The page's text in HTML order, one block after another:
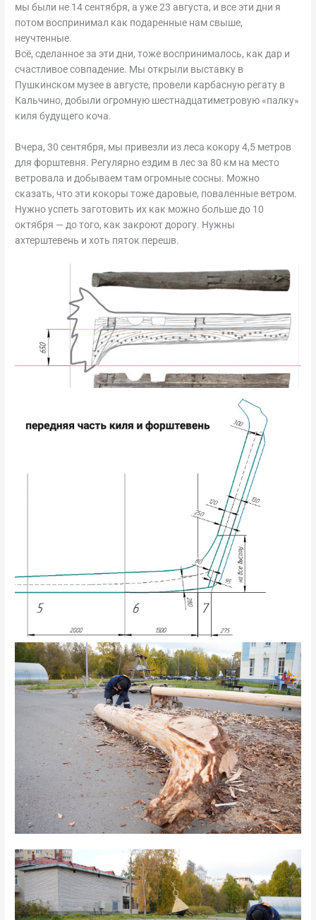
мы были не 14 сентября, а уже 23 августа, и все эти дни я
потом воспринимал как подаренные нам свыше,
неучтенные.
Всё, сделанное за эти дни, тоже воспринималось, как дар и
счастливое совпадение. Мы открыли выставку в
Пушкинском музее в августе, провели карбасную регату в
Кальчино, добыли огромную шестнадцатиметровую «палку»
киля будущего коча.
Вчера, 30 сентября, мы привезли из леса кокору 4,5 метров
для форштевня. Регулярно ездим в лес за 80 км на место
ветровала и добываем там огромные сосны. Можно
сказать, что эти кокоры тоже даровые, поваленные ветром.
Нужно успеть заготовить их как можно больше до 10
октября — до того, как закроют дорогу. Нужны
ахтерштевень и хоть пяток перешв.